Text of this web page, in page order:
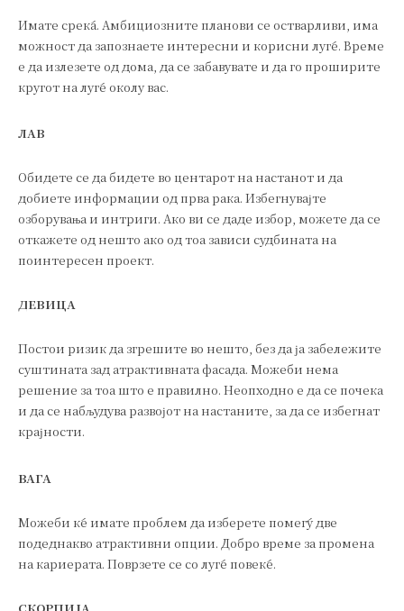
Имате среќа. Амбициозните планови се остварливи, има
можност да запознаете интересни и корисни луѓе. Време
е да излезете од дома, да се забавувате и да го проширите
кругот на луѓе околу вас.
ЛАВ
Обидете се да бидете во центарот на настанот и да
добиете информации од прва рака. Избегнувајте
озборувања и интриги. Ако ви се даде избор, можете да се
откажете од нешто ако од тоа зависи судбината на
поинтересен проект.
ДЕВИЦА
Постои ризик да згрешите во нешто, без да ја забележите
суштината зад атрактивната фасада. Можеби нема
решение за тоа што е правилно. Неопходно е да се почека
и да се набљудува развојот на настаните, за да се избегнат
крајности.
ВАГА
Можеби ќе имате проблем да изберете помеѓу две
подеднакво атрактивни опции. Добро време за промена
на кариерата. Поврзете се со луѓе повеќе.
СКОРПИЈА